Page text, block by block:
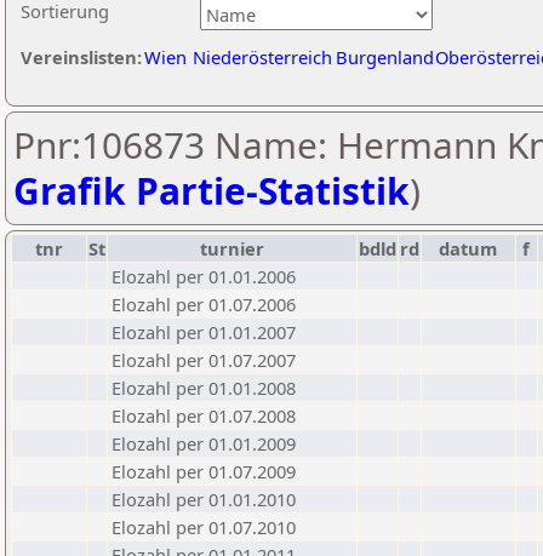
Sortierung
Vereinslisten:Wien Niederösterreich Burgenland
Pnr:106873 Name: Hermann
Grafik Partie-Statistik)
tnr St turnier bdld rd datum
f
Elozahl per 01.01.2006
Elozahl per 01.07.2006
Elozahl per 01.01.2007
Elozahl per 01.07.2007
Elozahl per 01.01.2008
Elozahl per 01.07.2008
Elozahl per 01.01.2009
Elozahl per 01.07.2009
Elozahl per 01.01.2010
Elozahl per 01.07.2010